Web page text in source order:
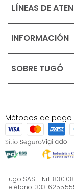
LÍNEAS DE
INFORMACIÓN
Ofertas vigentes
Términos,
S.A.S
Términos,
Instructivo
Sé parte de Tugó
¿Quiénes
Servicio al
SOBRE TUGÓ
¿Quieres vender
Métodos de pago
Tugo SAS - Nit.
Teléfono: 333